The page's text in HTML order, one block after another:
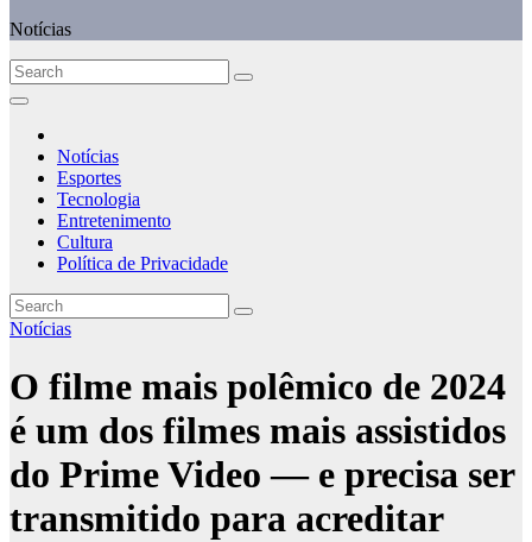
Notícias
Notícias
Esportes
Tecnologia
Entretenimento
Cultura
Política de Privacidade
Notícias
O filme mais polêmico de 2024
é um dos filmes mais assistidos
do Prime Video — e precisa ser
transmitido para acreditar